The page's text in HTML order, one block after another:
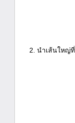
2. นำเส้นใหญ่